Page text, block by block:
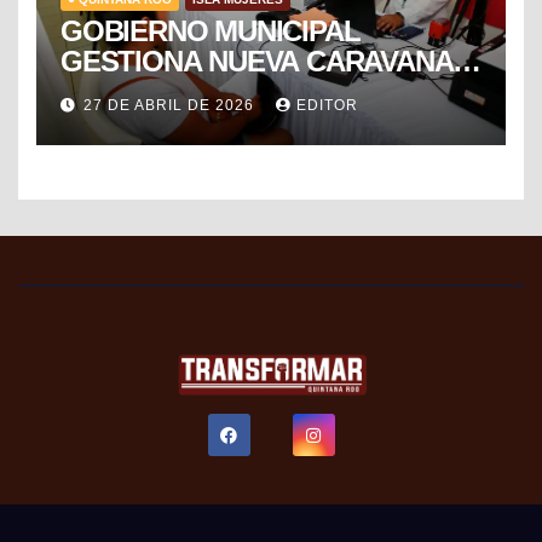
GOBIERNO MUNICIPAL
GESTIONA NUEVA CARAVANA
DE FORMALIZACIÓN Y
PROGRESO DEL SAT PARA
FACILITAR TRÁMITES FISCALES
27 DE ABRIL DE 2026 EDITOR